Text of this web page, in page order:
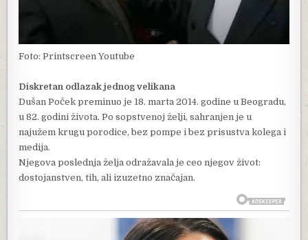
Foto: Printscreen Youtube
Diskretan odlazak jednog velikana
Dušan Poček preminuo je 18. marta 2014. godine u Beogradu,
u 82. godini života. Po sopstvenoj želji, sahranjen je u
najužem krugu porodice, bez pompe i bez prisustva kolega i
medija.
Njegova poslednja želja odražavala je ceo njegov život:
dostojanstven, tih, ali izuzetno značajan.